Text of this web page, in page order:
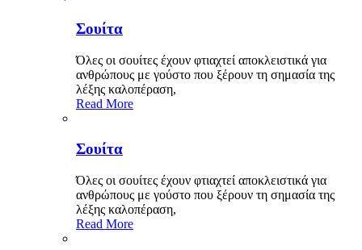
Σουίτα
Όλες οι σουίτες έχουν φτιαχτεί αποκλειστικά για
ανθρώπους με γούστο που ξέρουν τη σημασία της
λέξης καλοπέραση,
Read More
Σουίτα
Όλες οι σουίτες έχουν φτιαχτεί αποκλειστικά για
ανθρώπους με γούστο που ξέρουν τη σημασία της
λέξης καλοπέραση,
Read More